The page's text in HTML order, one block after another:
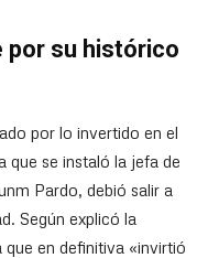
por su histórico
por lo invertido en el
que se instaló la jefa de
Pardo, debió salir a
Según explicó la
en definitiva «invirtió